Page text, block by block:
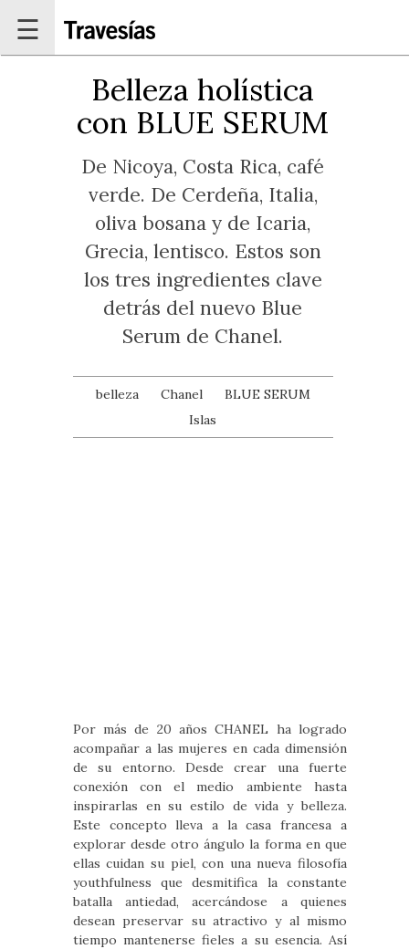
☰
Belleza holística
con BLUE SERUM
De Nicoya, Costa Rica, café
verde. De Cerdeña, Italia,
oliva bosana y de Icaria,
Grecia, lentisco. Estos son
los tres ingredientes clave
detrás del nuevo Blue
Serum de Chanel.
belleza Chanel
BLUE SERUM
Islas
Por más de 20 años CHANEL ha logrado
acompañar a las mujeres en cada dimensión
de su entorno. Desde crear una fuerte
conexión con el medio ambiente hasta
inspirarlas en su estilo de vida y belleza.
Este concepto lleva a la casa francesa a
explorar desde otro ángulo la forma en que
ellas cuidan su piel, con una nueva filosofía
youthfulness que desmitifica la constante
batalla antiedad, acercándose a quienes
desean preservar su atractivo y al mismo
tiempo mantenerse fieles a su esencia. Así